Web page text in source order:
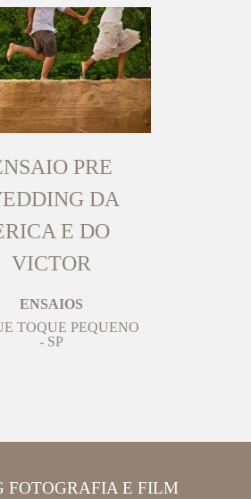
PRE
DA
E DO
VICTOR
ENSAIOS
TOQUE PEQUENO
- SP
FOTOGRAFIA E FILM